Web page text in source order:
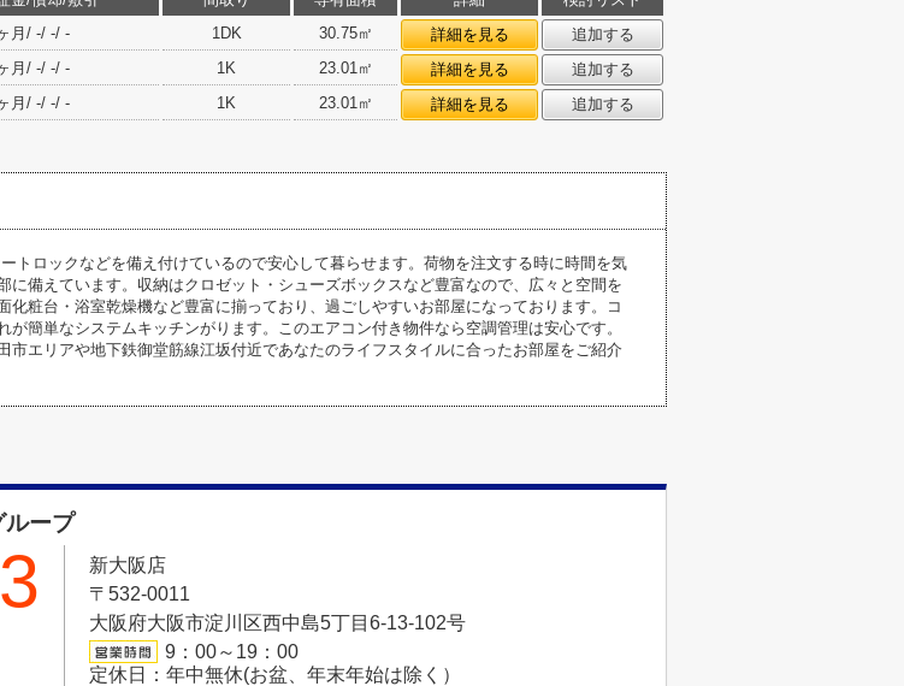
月/ -/ -/ - 1DK 30.75㎡ 詳細を見る
追加する
月/ -/ -/ - 1K 23.01㎡ 詳細を見る
追加する
月/ -/ -/ - 1K 23.01㎡ 詳細を見る 追加する
トロックなどを備え付けているので安心して暮らせます。荷物を注文する時に時間を気
に備えています。収納はクロゼット・シューズボックスなど豊富なので、広々と空間を
化粧台・浴室乾燥機など豊富に揃っており、過ごしやすいお部屋になっております。コ
が簡単なシステムキッチンがります。このエアコン付き物件なら空調管理は安心です。
市エリアや地下鉄御堂筋線江坂付近であなたのライフスタイルに合ったお部屋をご紹介
ループ
新大阪店
〒532-0011
大阪府大阪市淀川区西中島5丁目6-13-102号
9：00～19：00
定休日：年中無休(お盆、年末年始は除く）